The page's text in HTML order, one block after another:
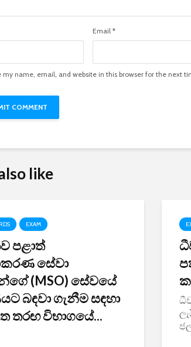
Email *
my name, email, and website in this browser for the next
like
EXAM
පළාත්
සේවා
(MSO) සේවයේ
බඳවා ගැනීම සඳහා
තරඟ විභාගයේ...